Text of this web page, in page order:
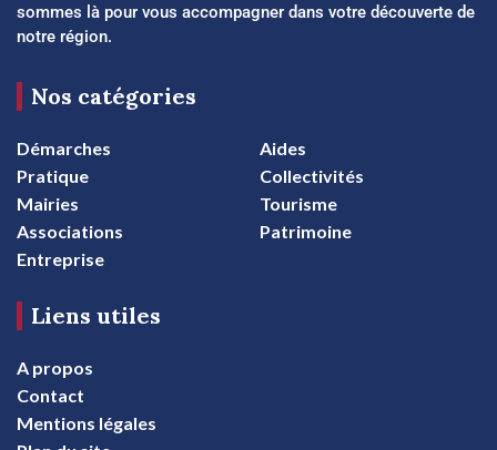
sommes là pour vous accompagner dans votre découverte de
notre région.
Nos catégories
Démarches
Aides
Pratique
Collectivités
Mairies
Tourisme
Associations
Patrimoine
Entreprise
Liens utiles
A propos
Contact
Mentions légales